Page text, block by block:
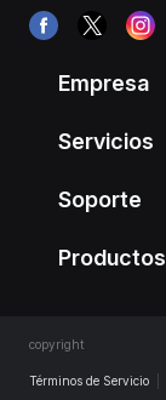
Empresa
Servicios
Soporte
Productos
copyright
Términos de Servicio